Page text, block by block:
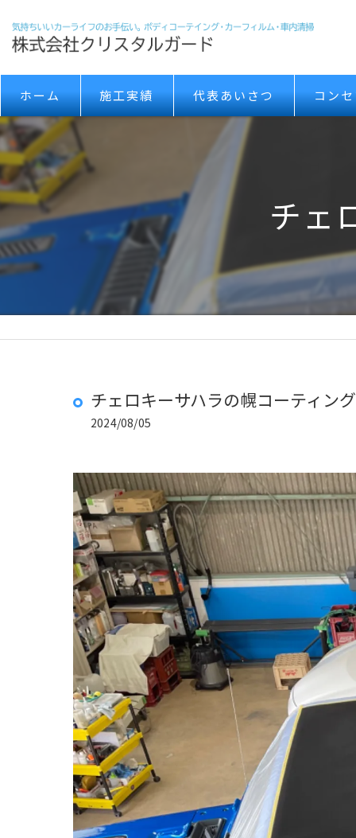
ホーム 施工実績 代表あいさつ コン
チェ
チェロキーサハラの幌コーティング
2024/08/05